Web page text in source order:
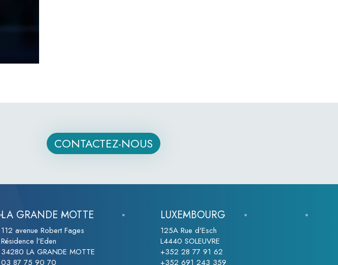
CONTACTEZ-NOUS
LA GRANDE MOTTE
112 avenue Robert Fages
Résidence l’Eden
34280 LA GRANDE MOTTE
03 87 75 90 70
LUXEMBOURG
125A Rue d'Esch
L4440 SOLEUVRE
+352 28 77 91 62
+352 691 243 359